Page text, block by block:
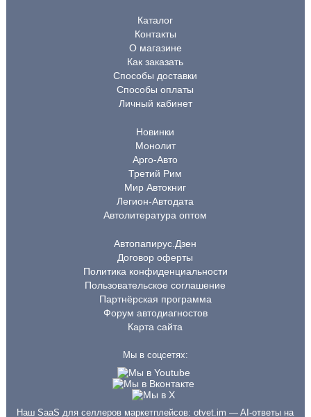
Каталог
Контакты
О магазине
Как заказать
Способы доставки
Способы оплаты
Личный кабинет
Новинки
Монолит
Арго-Авто
Третий Рим
Мир Автокниг
Легион-Автодата
Автолитература оптом
Автопапирус.Дзен
Договор оферты
Политика конфиденциальности
Пользовательское соглашение
Партнёрская программа
Форум автодиагностов
Карта сайта
Мы в соцсетях:
Наш SaaS для селлеров маркетплейсов:otvet.im — AI-ответы на